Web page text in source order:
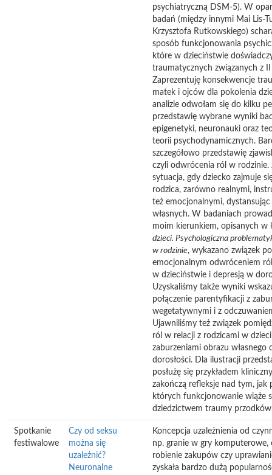
psychiatryczną DSM-5). W
badań (między innymi Mai Lis-
Krzysztofa Rutkowskiego)
sposób funkcjonowania
które w dzieciństwie
traumatycznych związanych z
Zaprezentuję konsekwencje
matek i ojców dla pokolenia
analizie odwołam się do kilku
przedstawię wybrane wyniki
epigenetyki, neuronauki oraz
teorii psychodynamicznych.
szczegółowo przedstawię
czyli odwrócenia ról w rodzinie.
sytuacja, gdy dziecko zajmuje
rodzica, zarówno realnymi,
też emocjonalnymi,
własnych. W badaniach
moim kierunkiem, opisanych w
dzieci. Psychologiczna
w rodzinie, wykazano związek
emocjonalnym odwróceniem
w dzieciństwie i depresją w
Uzyskaliśmy także wyniki
połączenie parentyfikacji z
wegetatywnymi i z
Ujawniliśmy też związek
ról w relacji z rodzicami w
zaburzeniami obrazu własnego
dorosłości. Dla ilustracji
posłużę się przykładem
zakończą refleksje nad tym, jak
których funkcjonowanie wiąże
dziedzictwem traumy
Spotkanie
festiwalowe
Czy od seksu
można się
uzależnić?
Neuronalne
Koncepcja uzależnienia od
np. granie w gry komputerowe,
robienie zakupów czy
zyskała bardzo dużą